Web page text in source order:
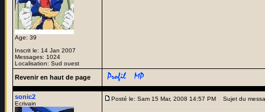
Age: 39
Inscrit le: 14 Jan 2007
Messages: 1024
Localisation: Sud ouest
Revenir en haut de page
sonic2
Ecrivain
Posté le: Sam 15 Mar, 2008 14:57 PM Sujet du